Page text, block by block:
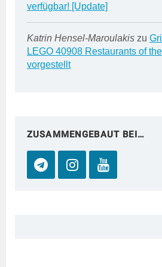
verfügbar! [Update]
Katrin Hensel-Maroulakis zu
LEGO 40908 Restaurants of
vorgestellt
ZUSAMMENGEBAUT BEI…